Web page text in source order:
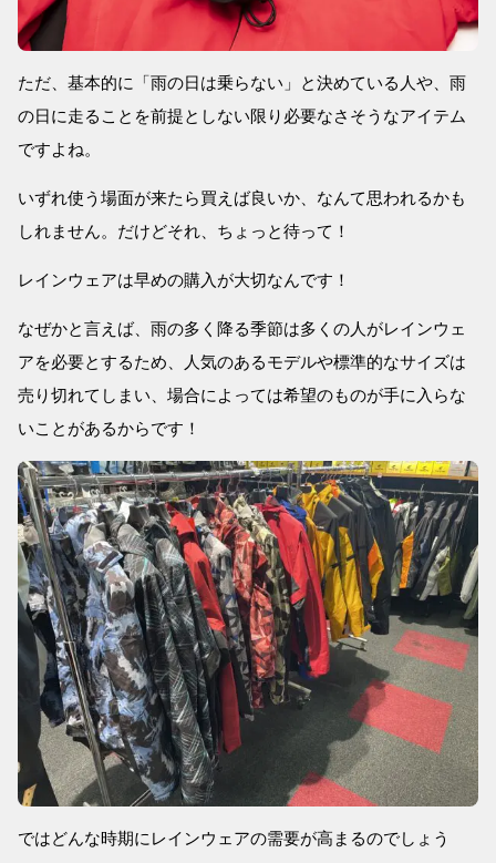
ただ、基本的に「雨の日は乗らない」と決めている人や、雨
の日に走ることを前提としない限り必要なさそうなアイテム
ですよね。
いずれ使う場面が来たら買えば良いか、なんて思われるかも
しれません。だけどそれ、ちょっと待って！
レインウェアは早めの購入が大切なんです！
なぜかと言えば、雨の多く降る季節は多くの人がレインウェ
アを必要とするため、人気のあるモデルや標準的なサイズは
売り切れてしまい、場合によっては希望のものが手に入らな
いことがあるからです！
ではどんな時期にレインウェアの需要が高まるのでしょう